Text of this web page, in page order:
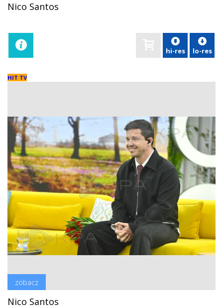
Nico Santos
hi-res lo-res
HIT TV
zobacz
Nico Santos